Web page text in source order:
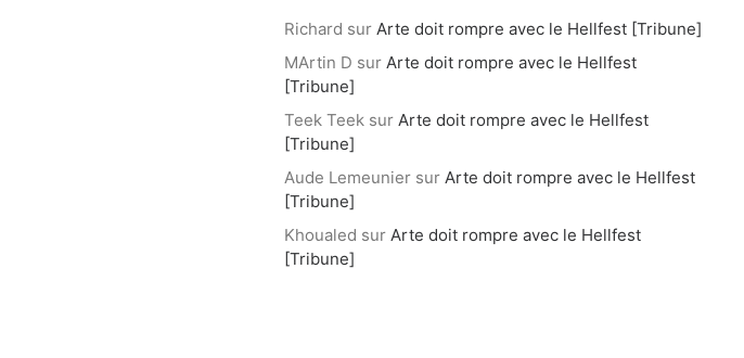
Richard sur Arte doit rompre avec le Hellfest [Tribune]
MArtin D sur Arte doit rompre avec le Hellfest
[Tribune]
Teek Teek sur Arte doit rompre avec le Hellfest
[Tribune]
Aude Lemeunier sur Arte doit rompre avec le Hellfest
[Tribune]
Khoualed sur Arte doit rompre avec le Hellfest
[Tribune]